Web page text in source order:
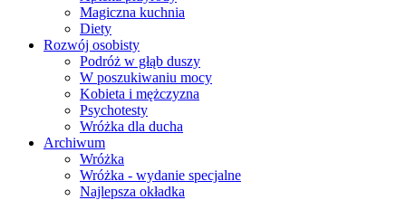
Magiczna kuchnia
Diety
Rozwój osobisty
Podróż w głąb duszy
W poszukiwaniu mocy
Kobieta i mężczyzna
Psychotesty
Wróżka dla ducha
Archiwum
Wróżka
Wróżka - wydanie specjalne
Najlepsza okładka